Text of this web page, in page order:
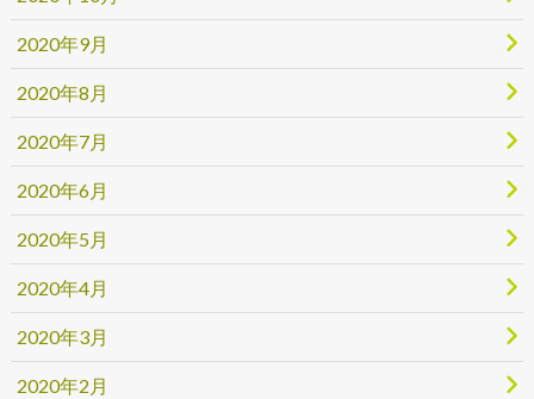
2020年9月
2020年8月
2020年7月
2020年6月
2020年5月
2020年4月
2020年3月
2020年2月